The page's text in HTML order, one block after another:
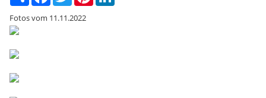
Fotos vom 11.11.2022